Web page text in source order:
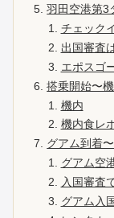
羽田空港第3
チェック
出国審査
エポスゴ
搭乗開始〜
機内
機内食レ
グアム到着
グアム空
入国審査
グアム入